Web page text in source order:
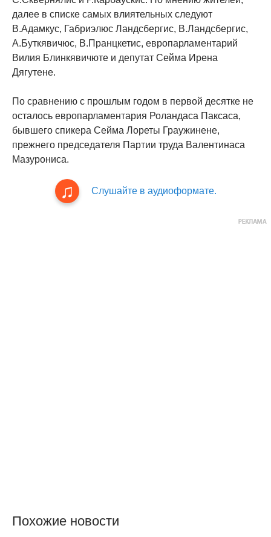
далее в списке самых влиятельных следуют
В.Адамкус, Габриэлюс Ландсбергис, В.Ландсбергис,
А.Буткявичюс, В.Пранцкетис, европарламентарий
Вилия Блинкявичюте и депутат Сейма Ирена
Дягутене.
По сравнению с прошлым годом в первой десятке не
осталось европарламентария Роландаса Паксаса,
бывшего спикера Сейма Лореты Граужинене,
прежнего председателя Партии труда Валентинаса
Мазурониса.
Слушайте в аудиоформате.
Похожие новости